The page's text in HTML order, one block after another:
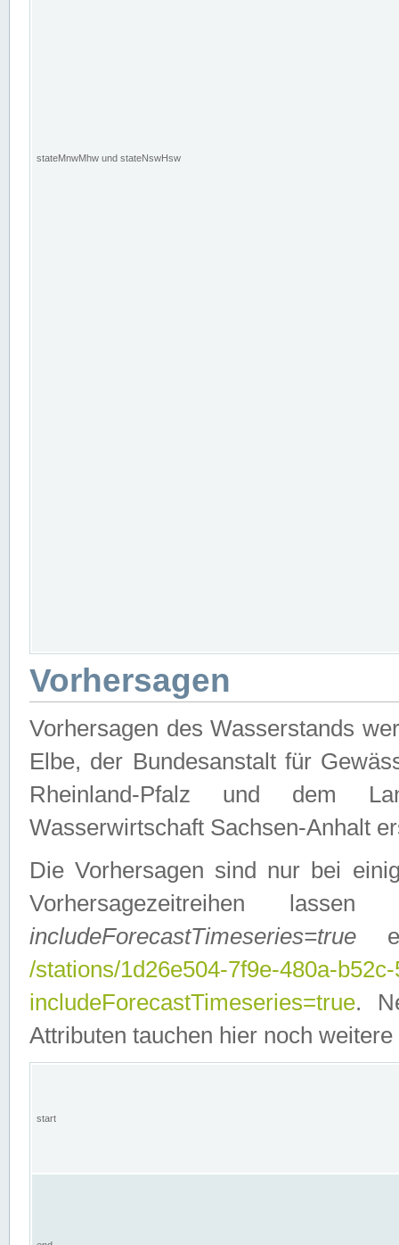
stateMnwMhw und stateNswHsw
Vorhersagen
Vorhersagen des Wasserstands
Elbe, der Bundesanstalt für
Rheinland-Pfalz und dem
Wasserwirtschaft Sachsen-Anhalt
Die Vorhersagen sind nur bei
Vorhersagezeitreihen
includeForecastTimeseries=true
/stations/1d26e504-7f9e-480a-
includeForecastTimeseries=true.
Attributen tauchen hier noch weitere
start